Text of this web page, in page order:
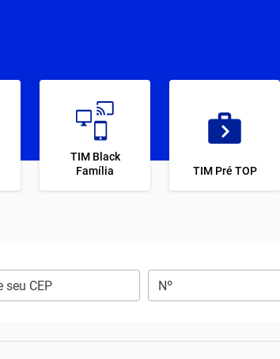
TIM Black
Família
TIM Pré TOP